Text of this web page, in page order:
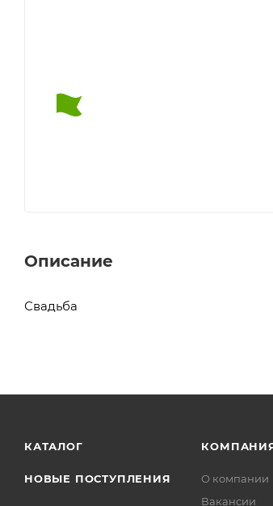
Описание
Свадьба
КАТАЛОГ
НОВЫЕ ПОСТУПЛЕНИЯ
О компании
Вакансии